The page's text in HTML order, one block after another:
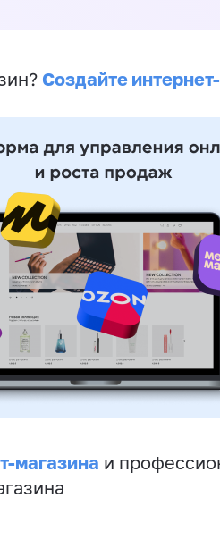
Создайте
магазина и